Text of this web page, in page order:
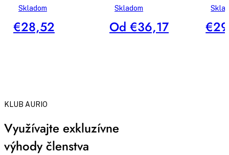
Skladom
€28,52
Skladom
Od €36,17
KLUB AURIO
Využívajte exkluzívne
výhody členstva